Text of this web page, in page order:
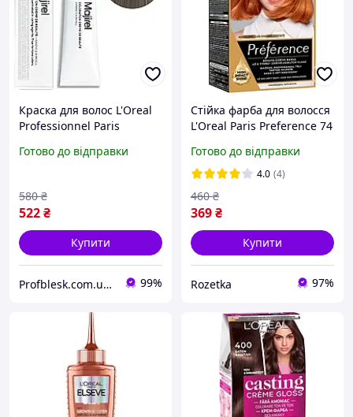
Краска для волос L'Oreal
Professionnel Paris
світлий блондин
60 мл
Готово до відправки
522₴
580 ₴
Купити
Profblesk.com.ua Інтернет-магазин професійної косметики. "Безкоштовна доставка від 1199 грн" 99%
Стійка фарба для волосся
L'Oreal Paris Preference 74
(3600521434734)
Готово до відправки
4.0 (4)
369₴
460 ₴
Купити
Rozetka 97%